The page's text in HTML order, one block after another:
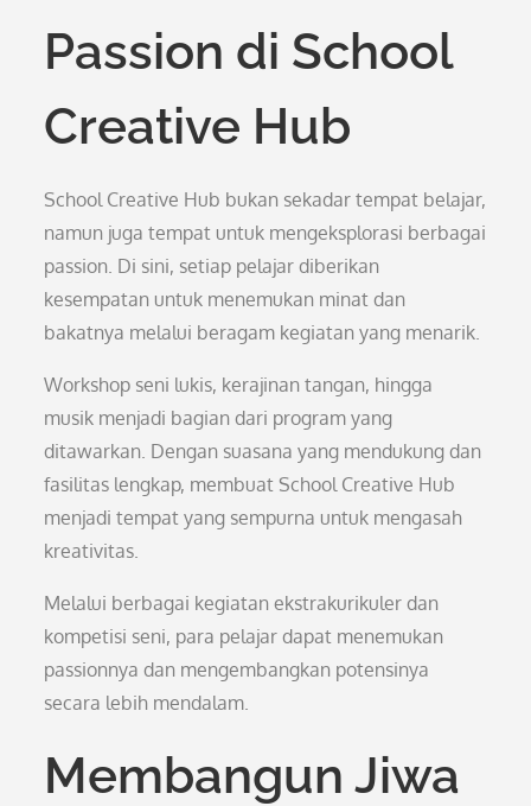
Passion di School
Creative Hub
School Creative Hub bukan sekadar tempat belajar,
namun juga tempat untuk mengeksplorasi berbagai
passion. Di sini, setiap pelajar diberikan
kesempatan untuk menemukan minat dan
bakatnya melalui beragam kegiatan yang menarik.
Workshop seni lukis, kerajinan tangan, hingga
musik menjadi bagian dari program yang
ditawarkan. Dengan suasana yang mendukung dan
fasilitas lengkap, membuat School Creative Hub
menjadi tempat yang sempurna untuk mengasah
kreativitas.
Melalui berbagai kegiatan ekstrakurikuler dan
kompetisi seni, para pelajar dapat menemukan
passionnya dan mengembangkan potensinya
secara lebih mendalam.
Membangun Jiwa